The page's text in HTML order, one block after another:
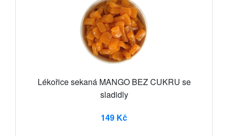
Lékořice sekaná MANGO BEZ CUKRU se
sladidly
149 Kč